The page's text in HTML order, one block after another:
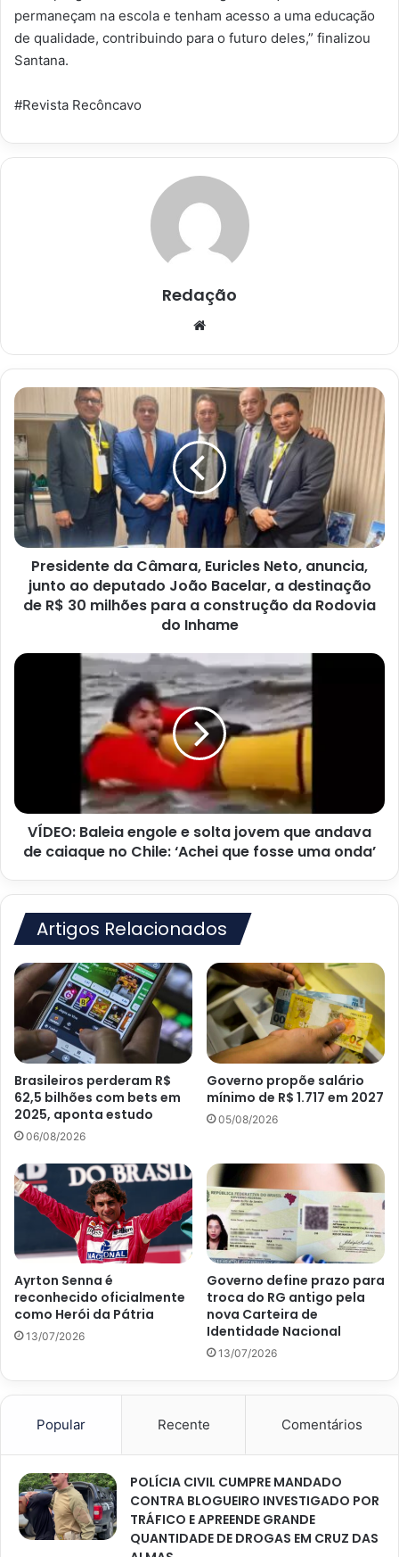
permaneçam na escola e tenham acesso a uma educação
de qualidade, contribuindo para o futuro deles,” finalizou
Santana.
#Revista Recôncavo
Redação
Presidente
da
Câmara,
Euricles
Neto,
anuncia,
junto
ao
deputado
João
Bacelar,
R$
do
Inhame
Presidente da Câmara, Euricles Neto, anuncia,
junto ao deputado João Bacelar, a destinação
de R$ 30 milhões para a construção da Rodovia
do Inhame
VÍDEO:
de
caiaque
no
fosse
uma
onda’
VÍDEO: Baleia engole e solta jovem que andava
de caiaque no Chile: ‘Achei que fosse uma onda’
Artigos Relacionados
Brasileiros perderam R$
62,5 bilhões com bets em
2025, aponta estudo
06/08/2026
Governo propõe salário
mínimo de R$ 1.717 em 2027
05/08/2026
Ayrton Senna é
reconhecido oficialmente
como Herói da Pátria
13/07/2026
Governo define prazo para
troca do RG antigo pela
nova Carteira de
Identidade Nacional
13/07/2026
Popular Recente Comentários
POLÍCIA CIVIL CUMPRE MANDADO
CONTRA BLOGUEIRO INVESTIGADO POR
TRÁFICO E APREENDE GRANDE
QUANTIDADE DE DROGAS EM CRUZ DAS